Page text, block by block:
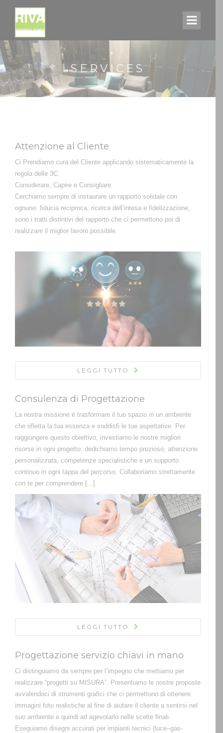
SERVICES
Attenzione al Cliente
Ci Prendiamo cura del Cliente applicando sistematicamente la
regola delle 3C:
Considerare, Capire e Consigliare.
Cerchiamo sempre di instaurare un rapporto solidale con
ognuno: fiducia reciproca, ricerca dell’intesa e fidelizzazione,
sono i tratti distintivi del rapporto che ci permettono poi di
realizzare il miglior lavoro possibile.
LEGGI TUTTO
Consulenza di Progettazione
La nostra missione è trasformare il tuo spazio in un ambiente
che rifletta la tua essenza e soddisfi le tue aspettative. Per
raggiungere questo obiettivo, investiamo le nostre migliori
risorse in ogni progetto: dedichiamo tempo prezioso, attenzione
personalizzata, competenze specialistiche e un supporto
continuo in ogni tappa del percorso. Collaboriamo strettamente
con te per comprendere [...]
LEGGI TUTTO
Progettazione servizio chiavi in mano
Ci distinguiamo da sempre per l’impegno che mettiamo per
realizzare “progetti su MISURA”. Presentiamo le nostre proposte
avvalendoci di strumenti grafici che ci permettono di ottenere
immagini foto realistiche al fine di aiutare il cliente a sentirsi nel
suo ambiente e quindi ad agevolarlo nelle scelte finali.
Eseguiamo disegni accurati per impianti tecnici (luce–gas-